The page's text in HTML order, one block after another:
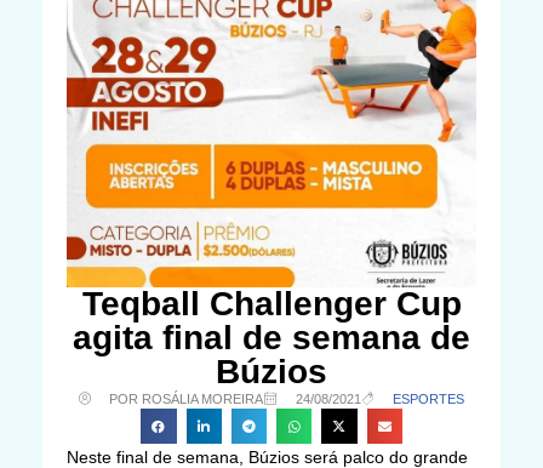
Teqball Challenger Cup
agita final de semana de
Búzios
POR ROSÁLIA MOREIRA 24/08/2021 ESPORTES
Neste final de semana, Búzios será palco do grande